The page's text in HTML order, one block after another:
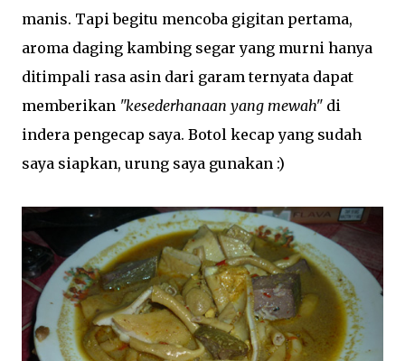
manis. Tapi begitu mencoba gigitan pertama,
aroma daging kambing segar yang murni hanya
ditimpali rasa asin dari garam ternyata dapat
memberikan "kesederhanaan yang mewah" di
indera pengecap saya. Botol kecap yang sudah
saya siapkan, urung saya gunakan :)